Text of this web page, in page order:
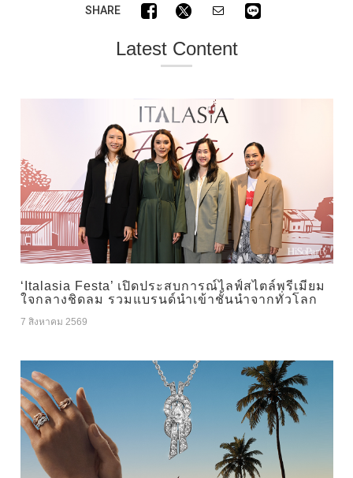
SHARE
Latest Content
‘Italasia Festa’ เปิดประสบการณ์ไลฟ์สไตล์พรีเมียม
ใจกลางชิดลม รวมแบรนด์นำเข้าชั้นนำจากทั่วโลก
7 สิงหาคม 2569